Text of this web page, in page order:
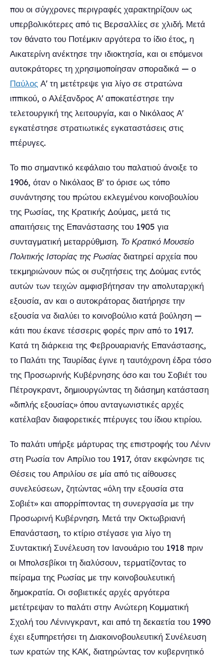
που οι σύγχρονες περιγραφές χαρακτηρίζουν ως
υπερβολικότερες από τις Βερσαλλίες σε χλιδή. Μετά
τον θάνατο του Ποτέμκιν αργότερα το ίδιο έτος, η
Αικατερίνη ανέκτησε την ιδιοκτησία, και οι επόμενοι
αυτοκράτορες τη χρησιμοποίησαν σποραδικά — ο
Παύλος Α' τη μετέτρεψε για λίγο σε στρατώνα
ιππικού, ο Αλέξανδρος Α' αποκατέστησε την
τελετουργική της λειτουργία, και ο Νικόλαος Α'
εγκατέστησε στρατιωτικές εγκαταστάσεις στις
πτέρυγες.
Το πιο σημαντικό κεφάλαιο του παλατιού άνοιξε το
1906, όταν ο Νικόλαος Β' το όρισε ως τόπο
συνάντησης του πρώτου εκλεγμένου κοινοβουλίου
της Ρωσίας, της Κρατικής Δούμας, μετά τις
απαιτήσεις της Επανάστασης του 1905 για
συνταγματική μεταρρύθμιση. Το Κρατικό Μουσείο
Πολιτικής Ιστορίας της Ρωσίας διατηρεί αρχεία που
τεκμηριώνουν πώς οι συζητήσεις της Δούμας εντός
αυτών των τειχών αμφισβήτησαν την απολυταρχική
εξουσία, αν και ο αυτοκράτορας διατήρησε την
εξουσία να διαλύει το κοινοβούλιο κατά βούληση —
κάτι που έκανε τέσσερις φορές πριν από το 1917.
Κατά τη διάρκεια της Φεβρουαριανής Επανάστασης,
το Παλάτι της Ταυρίδας έγινε η ταυτόχρονη έδρα τόσο
της Προσωρινής Κυβέρνησης όσο και του Σοβιέτ του
Πέτρογκραντ, δημιουργώντας τη διάσημη κατάσταση
«διπλής εξουσίας» όπου ανταγωνιστικές αρχές
κατέλαβαν διαφορετικές πτέρυγες του ίδιου κτιρίου.
Το παλάτι υπήρξε μάρτυρας της επιστροφής του Λένιν
στη Ρωσία τον Απρίλιο του 1917, όταν εκφώνησε τις
Θέσεις του Απριλίου σε μία από τις αίθουσες
συνελεύσεων, ζητώντας «όλη την εξουσία στα
Σοβιέτ» και απορρίπτοντας τη συνεργασία με την
Προσωρινή Κυβέρνηση. Μετά την Οκτωβριανή
Επανάσταση, το κτίριο στέγασε για λίγο τη
Συντακτική Συνέλευση τον Ιανουάριο του 1918 πριν
οι Μπολσεβίκοι τη διαλύσουν, τερματίζοντας το
πείραμα της Ρωσίας με την κοινοβουλευτική
δημοκρατία. Οι σοβιετικές αρχές αργότερα
μετέτρεψαν το παλάτι στην Ανώτερη Κομματική
Σχολή του Λένινγκραντ, και από τη δεκαετία του 1990
έχει εξυπηρετήσει τη Διακοινοβουλευτική Συνέλευση
των κρατών της ΚΑΚ, διατηρώντας τον κυβερνητικό